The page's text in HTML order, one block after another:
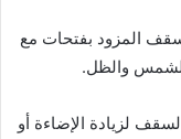
المزود بفتحات مع
والظل.
لزيادة الإضاءة أو